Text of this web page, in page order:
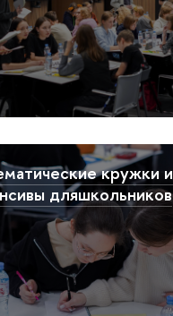
кружки и
дляшкольников